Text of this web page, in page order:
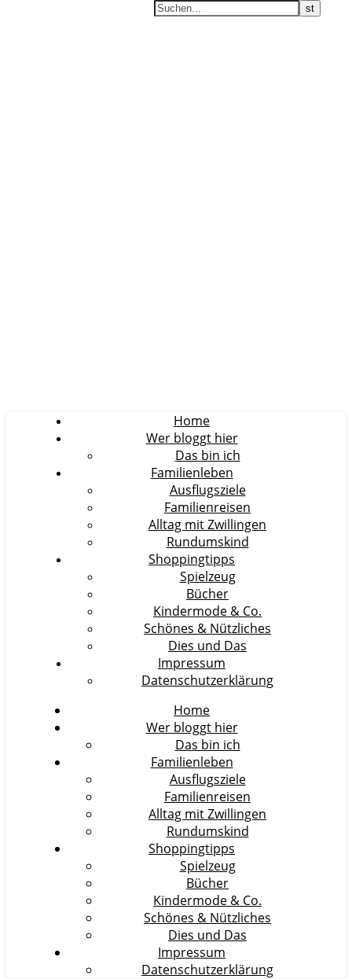
Home
Wer bloggt hier
Das bin ich
Familienleben
Ausflugsziele
Familienreisen
Alltag mit Zwillingen
Rundumskind
Shoppingtipps
Spielzeug
Bücher
Kindermode & Co.
Schönes & Nützliches
Dies und Das
Impressum
Datenschutzerklärung
Home
Wer bloggt hier
Das bin ich
Familienleben
Ausflugsziele
Familienreisen
Alltag mit Zwillingen
Rundumskind
Shoppingtipps
Spielzeug
Bücher
Kindermode & Co.
Schönes & Nützliches
Dies und Das
Impressum
Datenschutzerklärung